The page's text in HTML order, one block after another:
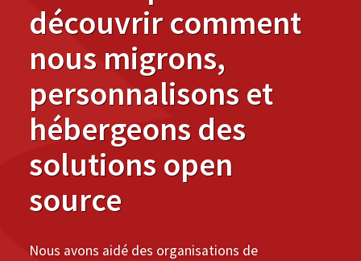
découvrir comment
nous migrons,
personnalisons et
hébergeons des
solutions open
source
Nous avons aidé des organisations de